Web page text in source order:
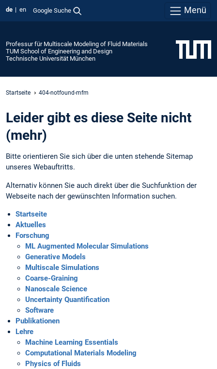
de en Google Suche Menü
Professur für Multiscale Modeling of Fluid Materials
TUM School of Engineering and Design
Technische Universität München
Startseite 404-notfound-mfm
Leider gibt es diese Seite nicht
(mehr)
Bitte orientieren Sie sich über die unten stehende Sitemap
unseres Webauftritts.
Alternativ können Sie auch direkt über die Suchfunktion der
Webseite nach der gewünschten Information suchen.
Startseite
Aktuelles
Forschung
ML Augmented Molecular Simulations
Generative Models
Multiscale Simulations
Coarse-Graining
Nanoscale Science
Uncertainty Quantification
Software
Publikationen
Lehre
Machine Learning Essentials
Computational Materials Modeling
Physics of Fluids